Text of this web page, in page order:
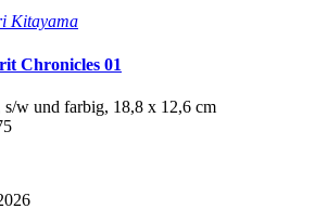
Kitayama
Chronicles 01
s/w und farbig, 18,8 x 12,6 cm